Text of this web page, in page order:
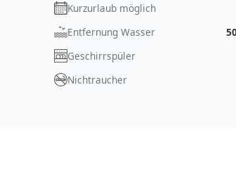
Kurzurlaub möglich
Entfernung Wasser
Geschirrspüler
Nichtraucher